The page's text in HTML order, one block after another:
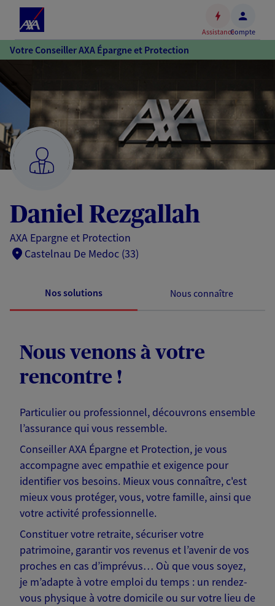
Accéder
au
Accéder
au
pied
de
page
AssistanceCompte
Votre Conseiller AXA Épargne et Protection
Daniel Rezgallah
AXA Epargne et Protection
Castelnau De Medoc (33)
Nos solutions Nous connaître
Nous venons à votre
rencontre !
Particulier ou professionnel, découvrons ensemble
l’assurance qui vous ressemble.
Conseiller AXA Épargne et Protection, je vous
accompagne avec empathie et exigence pour
identifier vos besoins. Mieux vous connaître, c'est
mieux vous protéger, vous, votre famille, ainsi que
votre activité professionnelle.
Constituer votre retraite, sécuriser votre
patrimoine, garantir vos revenus et l’avenir de vos
proches en cas d’imprévus… Où que vous soyez,
je m’adapte à votre emploi du temps : un rendez-
vous physique à votre domicile ou sur votre lieu de